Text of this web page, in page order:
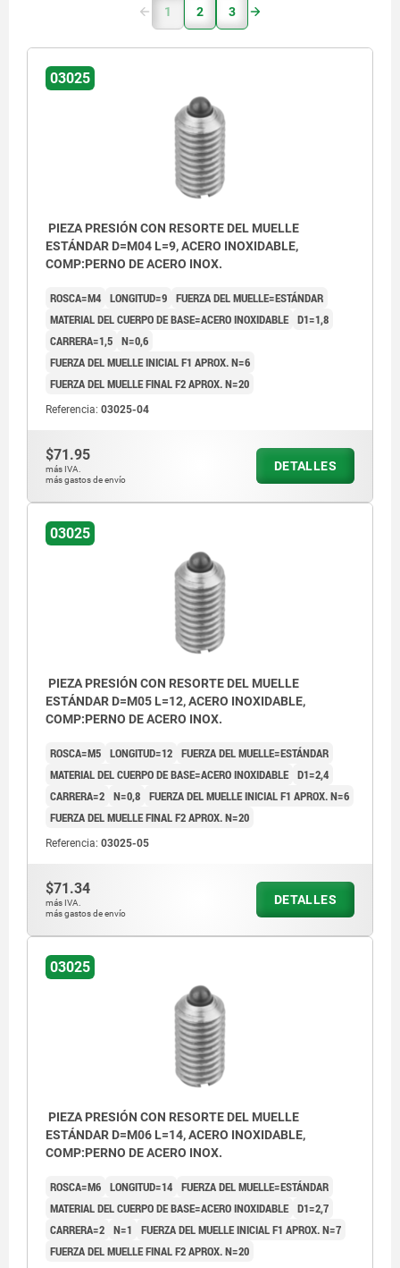
1 2 3
03025
PIEZA PRESIÓN CON RESORTE DEL MUELLE
ESTÁNDAR D=M04 L=9, ACERO INOXIDABLE,
COMP:PERNO DE ACERO INOX.
ROSCA=M4 LONGITUD=9 FUERZA DEL MUELLE=ESTÁNDAR
MATERIAL DEL CUERPO DE BASE=ACERO INOXIDABLE D1=1,8
CARRERA=1,5 N=0,6
FUERZA DEL MUELLE INICIAL F1 APROX. N=6
FUERZA DEL MUELLE FINAL F2 APROX. N=20
Referencia: 03025-04
$71.95
más IVA.
más gastos de envío
DETALLES
03025
PIEZA PRESIÓN CON RESORTE DEL MUELLE
ESTÁNDAR D=M05 L=12, ACERO INOXIDABLE,
COMP:PERNO DE ACERO INOX.
ROSCA=M5 LONGITUD=12 FUERZA DEL MUELLE=ESTÁNDAR
MATERIAL DEL CUERPO DE BASE=ACERO INOXIDABLE D1=2,4
CARRERA=2 N=0,8 FUERZA DEL MUELLE INICIAL F1 APROX. N=6
FUERZA DEL MUELLE FINAL F2 APROX. N=20
Referencia: 03025-05
$71.34
más IVA.
más gastos de envío
DETALLES
03025
PIEZA PRESIÓN CON RESORTE DEL MUELLE
ESTÁNDAR D=M06 L=14, ACERO INOXIDABLE,
COMP:PERNO DE ACERO INOX.
ROSCA=M6 LONGITUD=14 FUERZA DEL MUELLE=ESTÁNDAR
MATERIAL DEL CUERPO DE BASE=ACERO INOXIDABLE D1=2,7
CARRERA=2 N=1
FUERZA DEL MUELLE INICIAL F1 APROX. N=7
FUERZA DEL MUELLE FINAL F2 APROX. N=20